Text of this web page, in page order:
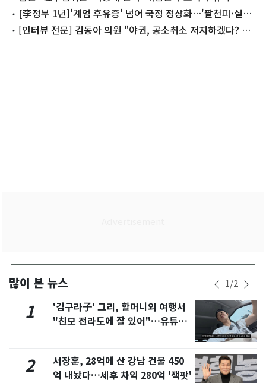
[李정부 1년]'계엄 후유증' 넘어 국정 정상화…'팔천피·실용
외교' 성과
[인터뷰 전문] 김동아 의원 "야권, 공소취소 저지하겠다? 파
많이 본 뉴스 1/2
1
'김구라子' 그리, 할머니외 여행서
"친모 전라도에 잘 있어"…유튜브
2
서장훈, 28억에 산 강남 건물 450
억 내놨다…세후 차익 280억 '잭팟'